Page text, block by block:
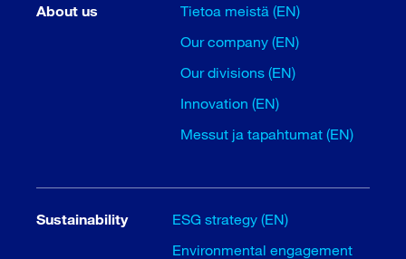
About us
Tietoa meistä (EN)
Our company (EN)
Our divisions (EN)
Innovation (EN)
Messut ja tapahtumat (EN)
Sustainability
ESG strategy (EN)
Environmental engagement